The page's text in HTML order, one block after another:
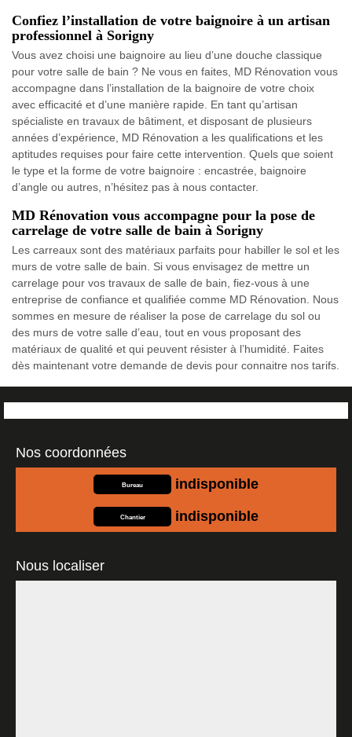
Confiez l’installation de votre baignoire à un artisan
professionnel à Sorigny
Vous avez choisi une baignoire au lieu d’une douche classique
pour votre salle de bain ? Ne vous en faites, MD Rénovation vous
accompagne dans l’installation de la baignoire de votre choix
avec efficacité et d’une manière rapide. En tant qu’artisan
spécialiste en travaux de bâtiment, et disposant de plusieurs
années d’expérience, MD Rénovation a les qualifications et les
aptitudes requises pour faire cette intervention. Quels que soient
le type et la forme de votre baignoire : encastrée, baignoire
d’angle ou autres, n’hésitez pas à nous contacter.
MD Rénovation vous accompagne pour la pose de
carrelage de votre salle de bain à Sorigny
Les carreaux sont des matériaux parfaits pour habiller le sol et les
murs de votre salle de bain. Si vous envisagez de mettre un
carrelage pour vos travaux de salle de bain, fiez-vous à une
entreprise de confiance et qualifiée comme MD Rénovation. Nous
sommes en mesure de réaliser la pose de carrelage du sol ou
des murs de votre salle d’eau, tout en vous proposant des
matériaux de qualité et qui peuvent résister à l’humidité. Faites
dès maintenant votre demande de devis pour connaitre nos tarifs.
Nos coordonnées
Bureau indisponible
Chantier indisponible
Nous localiser